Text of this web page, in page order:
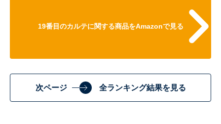
19番目のカルテに関する商品をAmazonで見る
次ページ 全ランキング結果を見る